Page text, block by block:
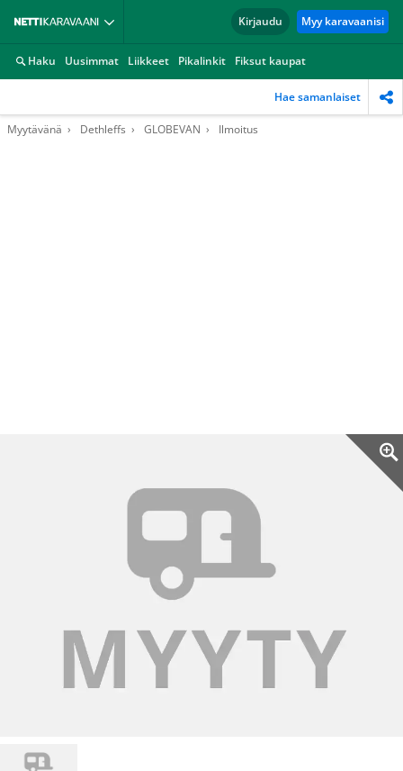
Kirjaudu Myy karavaanisi
Haku Uusimmat Liikkeet Pikalinkit Fiksut kaupat
Hae samanlaiset
Myytävänä Dethleffs GLOBEVAN Ilmoitus